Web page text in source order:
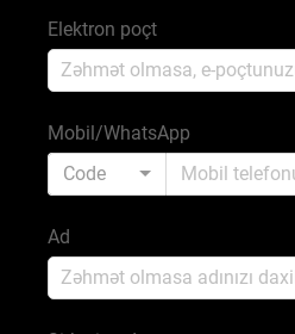
Elektron poçt
Mobil/WhatsApp
Code
Ad